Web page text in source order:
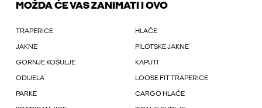
MOŽDA ĆE VAS ZANIMATI I OVO
TRAPERICE HLAČE
JAKNE PILOTSKE JAKNE
GORNJE KOŠULJE KAPUTI
ODIJELA LOOSE FIT TRAPERICE
PARKE CARGO HLAČE